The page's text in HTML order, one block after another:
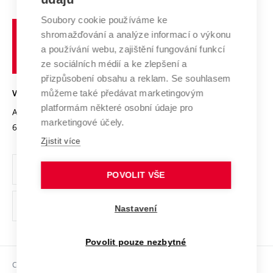
Systém zajišťování kvality výzkumu
Výzkumné infrastruktury
Transfer znalostí
Open Science
Projekty
Projekty ze strukturálních fondů
Specifický výzkum
Spolupráce se školami
Mezinárodní dohody
Univerzitní sítě
Profil univerzity
Udržitelná univerzita
Podnikavá univerzita / ContriBUTe
Bezpečná univerzita
Vyznamenání
Organizační struktura
Ochrana osobních údajů
odkaz)
Sociální bezpečí
učení
technické
Brně
VYSOKÉ UČENÍ TECHNICKÉ V BRNĚ
Antonínská 548/1
602 00 Brno
www.vut.cz
vut@vutbr.cz
Copyright © 2026 VUT
Soubory cookie používáme ke
shromažďování a analýze informací o výkonu
a používání webu, zajištění fungování funkcí
ze sociálních médií a ke zlepšení a
přizpůsobení obsahu a reklam. Se souhlasem
můžeme také předávat marketingovým
platformám některé osobní údaje pro
marketingové účely.
Zjistit více
POVOLIT VŠE
Nastavení
Povolit pouze nezbytné